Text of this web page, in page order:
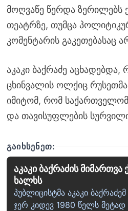
მოღვაწე წერდა ზერილებს
თეატრზე, თუმცა
კომენტარის გაკეთებასაც
აკაკი ბაქრაძე
ცხინვალის ოლქიც რუსეთმა
იმიტომ, რომ
და თავისუფლების
ᲒᲐᲘᲮᲡᲔᲜᲔᲗ:
აკაკი ბაქრაძის
ხალხს
პუბლიცისტმა აკაკი
ჯერ კიდევ 1980 წელს